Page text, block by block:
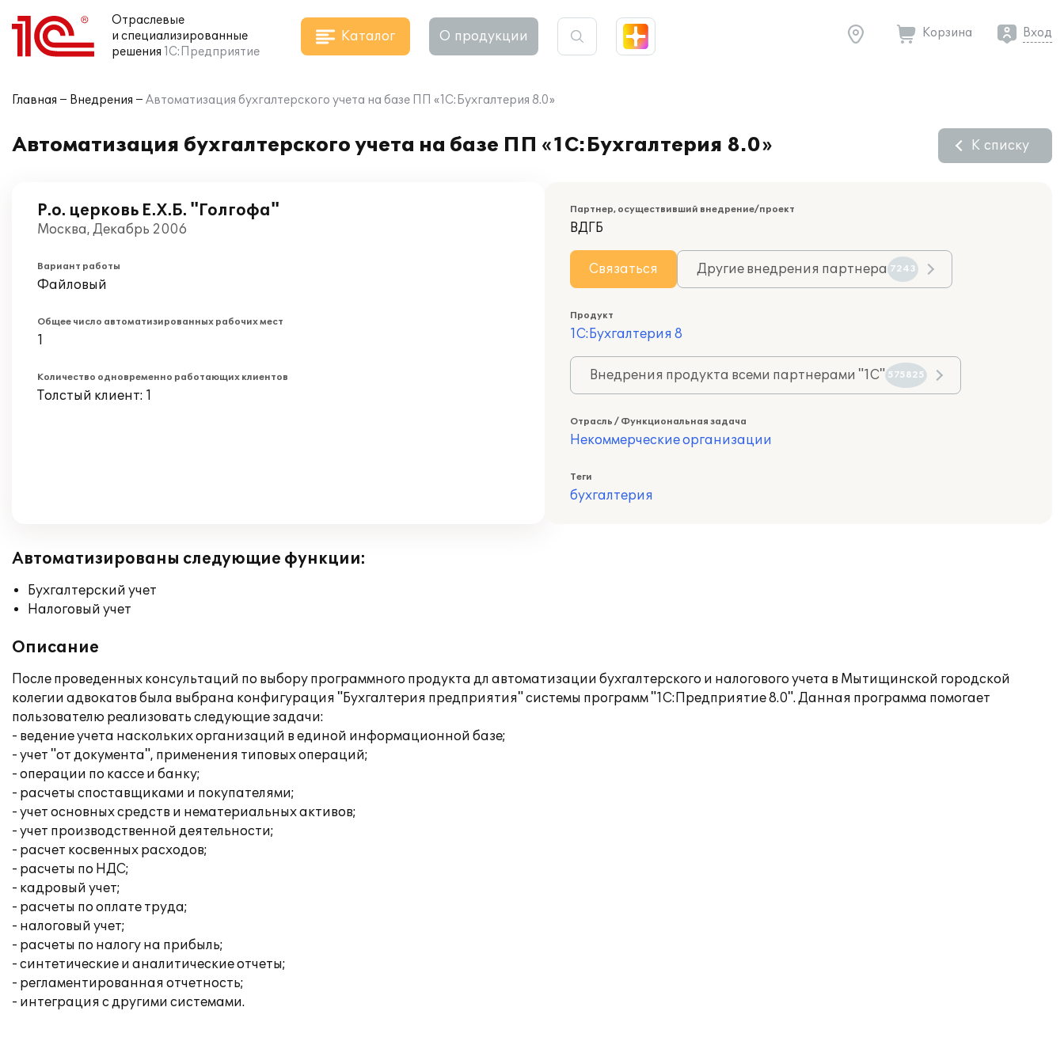
Отраслевые
и специализированные
решения 1С:Предприятие
Каталог О продукции Корзина Вход
Главная Внедрения Автоматизация бухгалтерского учета на базе ПП «1С:Бухгалтерия 8.0»
Автоматизация бухгалтерского учета на базе ПП «1С:Бухгалтерия 8.0» К списку
Р.о. церковь Е.Х.Б. "Голгофа"
Москва, Декабрь 2006
Вариант работы
Файловый
Общее число автоматизированных рабочих мест
1
Количество одновременно работающих клиентов
Толстый клиент: 1
Партнер, осуществивший внедрение/проект
ВДГБ
Связаться Другие внедрения партнера 7243
Продукт
1С:Бухгалтерия 8
Внедрения продукта всеми партнерами "1С" 575825
Отрасль / Функциональная задача
Некоммерческие организации
Теги
бухгалтерия
Автоматизированы следующие функции:
Бухгалтерский учет
Налоговый учет
Описание
После проведенных консультаций по выбору программного продукта дл автоматизации бухгалтерского и налогового учета в Мытищинской городской
колегии адвокатов была выбрана конфигурация "Бухгалтерия предприятия" системы программ "1С:Предприятие 8.0". Данная программа помогает
пользователю реализовать следующие задачи:
- ведение учета наскольких организаций в единой информационной базе;
- учет "от документа", применения типовых операций;
- операции по кассе и банку;
- расчеты споставщиками и покупателями;
- учет основных средств и нематериальных активов;
- учет производственной деятельности;
- расчет косвенных расходов;
- расчеты по НДС;
- кадровый учет;
- расчеты по оплате труда;
- налоговый учет;
- расчеты по налогу на прибыль;
- синтетические и аналитические отчеты;
- регламентированная отчетность;
- интеграция с другими системами.